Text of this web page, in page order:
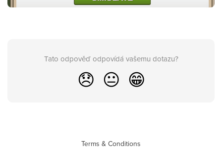
Tato odpověď odpovídá vašemu dotazu?
😞 😐 😁
Terms & Conditions